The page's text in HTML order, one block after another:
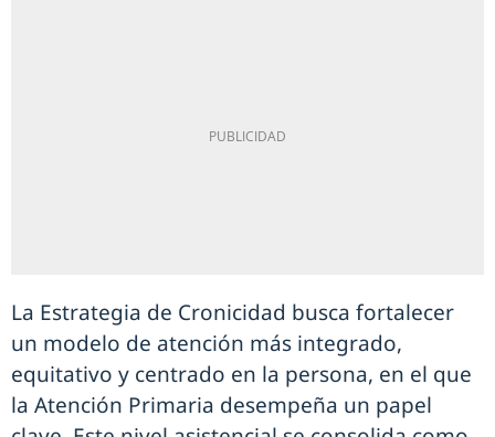
La Estrategia de Cronicidad busca fortalecer
un modelo de atención más integrado,
equitativo y centrado en la persona, en el que
la Atención Primaria desempeña un papel